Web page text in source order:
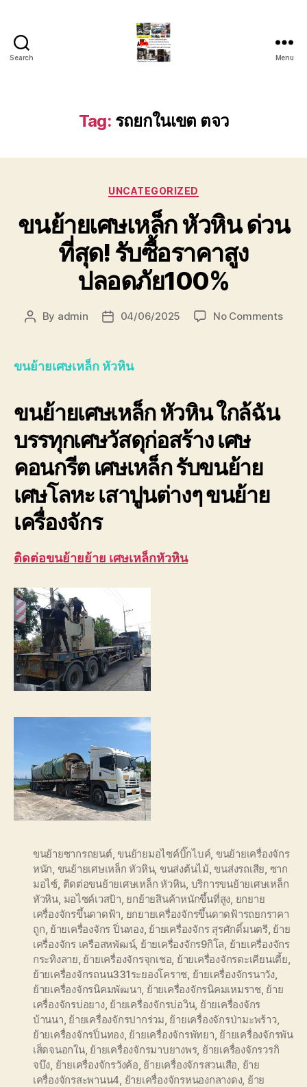
Search
สไลด์
ใน
หัวหิน
ชั่วโมง
โทร
0888000456
Menu
Tag: รถยกในเขต ตจว
Categories
UNCATEGORIZED
ขนย้ายเศษเหล็ก หัวหิน ด่วน
ที่สุด! รับซื้อราคาสูง
ปลอดภัย100%
Post
By admin
Post04/06/2025 No Commentson
ขนย้ายเศษเหล็ก หัวหิน
ขนย้ายเศษเหล็ก หัวหินใกล้ฉัน
บรรทุกเศษวัสดุก่อสร้าง เศษ
คอนกรีต เศษเหล็ก รับขนย้าย
เศษโลหะ เสาปูนต่างๆ ขนย้าย
เครื่องจักร
ติดต่อขนย้ายย้าย เศษเหล็กหัวหิน
ขนย้ายซากรถยนต์,ขนย้ายมอไซค์บิ๊กไบค์, ขนย้ายเครื่องจักร
หนัก ขนย้ายเศษเหล็ก หัวหิน, ขนส่งต้นไม้ ,ขนส่งรถเสีย ซาก
มอไซ์ ติดต่อขนย้ายเศษเหล็ก หัวหิน บริการขนย้ายเศษเหล็ก
หัวหิน มอไซค์เวสป้า ยกย้ายสินค้าหนักขึ้นที่สูง ยกยาย
เครื่องจักรขึ้นดาดฟ้า ยกยายเครื่องจักรขึ้นดาดฟ้ารถยกราคา
ถูก ย้ายเครื่องจักร ปิ่นทอง, ย้ายเครื่องจักร สุรศักดิ์มนตรี, ย้าย
เครื่องจักร เครือสหพัฒน์, ย้ายเครื่องจักร9กิโล ย้ายเครื่องจักร
กระทิงลาย ย้ายเครื่องจักรจุกเชอ ย้ายเครื่องจักรตะเคียนเตี้ย
ย้ายเครื่องจักรถนน331ระยองโคราช ย้ายเครื่องจักรนาวัง,
ย้ายเครื่องจักรนิคมพัฒนา ย้ายเครื่องจักรนิคมเหมราช, ย้าย
เครื่องจักรบ่อยาง, ย้ายเครื่องจักรบ่อวิน, ย้ายเครื่องจักร
บ้านนา ย้ายเครื่องจักรปากร่วม ย้ายเครื่องจักรป่ามะพร้าว,
ย้ายเครื่องจักรปิ่นทอง, ย้ายเครื่องจักรพัทยา ย้ายเครื่องจักรพัน
เส็ดจนอกใน, ย้ายเครื่องจักรมาบยางพร, ย้ายเครื่องจักรวรกิ
จบึง ย้ายเครื่องจักรวังค้อ ย้ายเครื่องจักรสวนเสือ ย้าย
เครื่องจักรสะพานน4 ย้ายเครื่องจักรหนองกลางดง, ย้าย